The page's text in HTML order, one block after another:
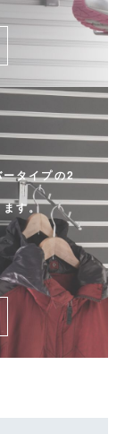
ータイプの2
ます。